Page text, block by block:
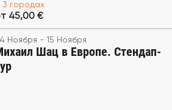
3 городах
45,00 €
Ноября - 15 Ноября
Шац в Европе. Стендап-